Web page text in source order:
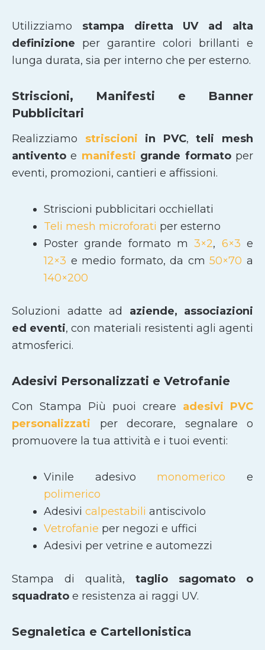
Utilizziamo stampa diretta UV ad alta
definizione per garantire colori brillanti e
lunga durata, sia per interno che per esterno.
Striscioni, Manifesti e Banner
Pubblicitari
Realizziamo striscioni in PVC,teli mesh
antivento e manifesti grande formatoper
eventi, promozioni, cantieri e affissioni.
Striscioni pubblicitari occhiellati
Teli mesh microforati per esterno
Poster grande formato m3×2, 6×3 e
12×3 e medio formato, da cm50×70 a
140×200
Soluzioni adatte ad aziende, associazioni
ed eventi, con materiali resistenti agli agenti
atmosferici.
Adesivi Personalizzati e Vetrofanie
Con Stampa Più puoi creare adesivi PVC
personalizzati per decorare, segnalare o
promuovere la tua attività e i tuoi eventi:
Vinile adesivo monomerico e
polimerico
Adesivi calpestabili antiscivolo
Vetrofanie per negozi e uffici
Adesivi per vetrine e automezzi
Stampa di qualità, taglio sagomato
o
squadrato e resistenza ai raggi UV.
Segnaletica e Cartellonistica